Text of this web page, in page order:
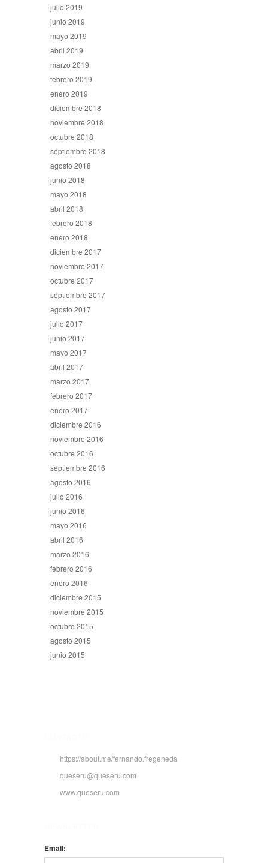
julio 2019
junio 2019
mayo 2019
abril 2019
marzo 2019
febrero 2019
enero 2019
diciembre 2018
noviembre 2018
octubre 2018
septiembre 2018
agosto 2018
junio 2018
mayo 2018
abril 2018
febrero 2018
enero 2018
diciembre 2017
noviembre 2017
octubre 2017
septiembre 2017
agosto 2017
julio 2017
junio 2017
mayo 2017
abril 2017
marzo 2017
febrero 2017
enero 2017
diciembre 2016
noviembre 2016
octubre 2016
septiembre 2016
agosto 2016
julio 2016
junio 2016
mayo 2016
abril 2016
marzo 2016
febrero 2016
enero 2016
diciembre 2015
noviembre 2015
octubre 2015
agosto 2015
junio 2015
https://about.me/fernando.fregeneda
queseru@queseru.com
www.queseru.com
Email: